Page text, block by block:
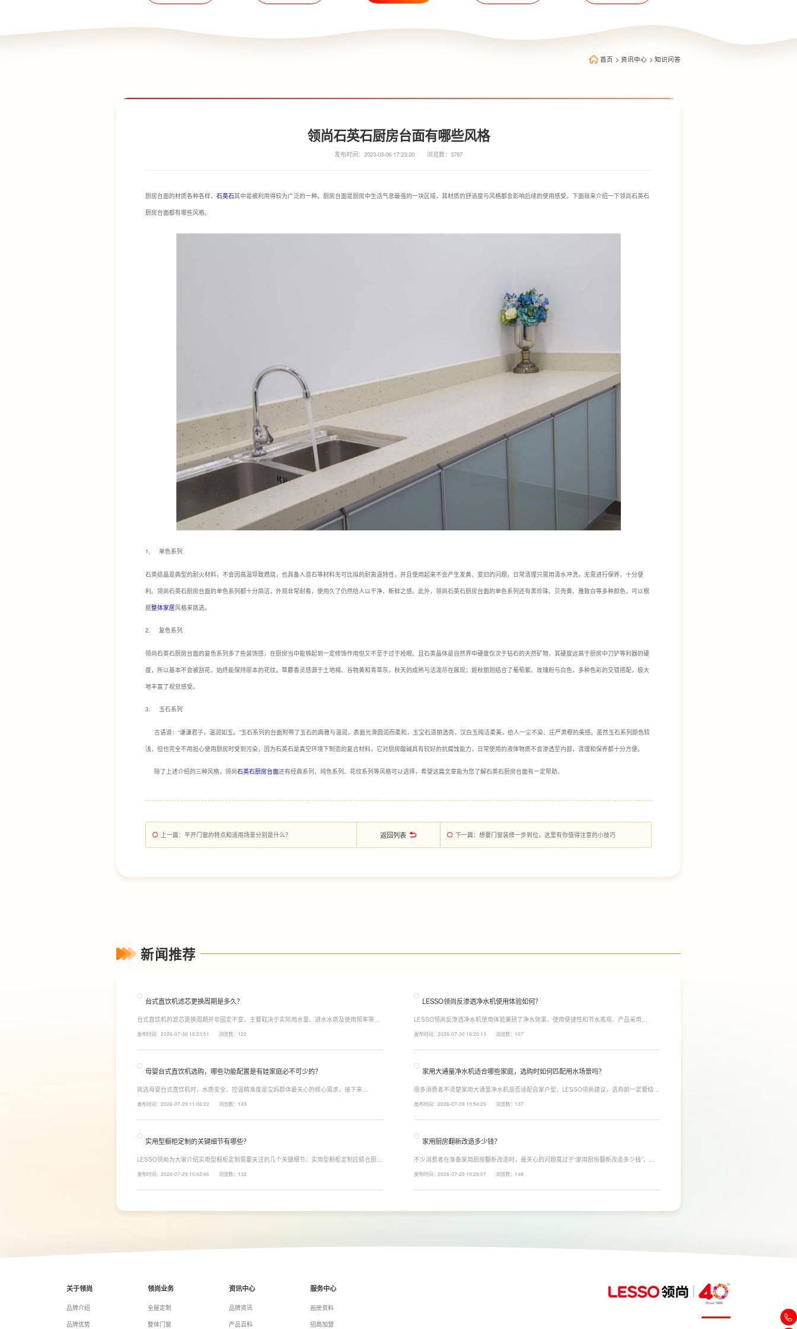
首页 > 资讯中心 > 知识问答
领尚石英石厨房台面有哪些风格
发布时间：2023-03-06 17:23:20 浏览数：3787
厨房台面的材质各种各样， 石英石其中是被利用得较为广泛的一种。厨房台面是厨房中生活气息最强的一块区域，其材质的舒适度与风格都会影响后续的使用感受。下面就来介绍一下领尚石英石
厨房台面都有哪些风格。
1. 单色系列
石英结晶是典型的耐火材料，不会因高温导致燃烧，也具备人造石等材料无可比拟的耐高温特性，并且使用起来不会产生发黄、变旧的问题，日常清理只需用清水冲洗，无需进行保养，十分便
利。领尚石英石厨房台面的单色系列都十分简洁，外观非常耐看，使用久了仍然给人以干净、新鲜之感。此外，领尚石英石厨房台面的单色系列还有黑珍珠、贝壳黄、雅致白等多种颜色，可以根
据整体家居风格来挑选。
2. 复色系列
领尚石英石厨房台面的复色系列多了些装饰感，在厨房当中能够起到一定修饰作用但又不至于过于抢眼。且石英晶体是自然界中硬度仅次于钻石的天然矿物，其硬度远高于厨房中刀铲等利器的硬
度，所以基本不会被刮花，始终能保持原本的花纹。草麝香灵感源于土地褐、谷物黄和青草灰，秋天的成熟与活泼尽在展现；姬秋丽则结合了葡萄紫、玫瑰粉与白色，多种色彩的交错搭配，极大
地丰富了视觉感受。
3. 玉石系列
古语道：“谦谦君子，温润如玉。”玉石系列的台面附带了玉石的典雅与温润，表面光滑圆润而柔和，玉宝石清丽透亮，汉白玉纯洁柔美，给人一尘不染、庄严肃穆的美感。虽然玉石系列颜色较
浅，但也完全不用担心使用厨房时受到污染，因为石英石是真空环境下制造的复合材料，它对厨房酸碱具有较好的抗腐蚀能力，日常使用的液体物质不会渗透至内部，清理和保养都十分方便。
除了上述介绍的三种风格，领尚石英石厨房台面还有经典系列、纯色系列、花纹系列等风格可以选择，希望这篇文章能为您了解石英石厨房台面有一定帮助。
上一篇：平开门窗的特点和适用场景分别是什么？ 返回列表 下一篇：想要门窗装修一步到位，这里有你值得注意的小技巧
新闻推荐
台式直饮机滤芯更换周期是多久？
台式直饮机的滤芯更换周期并非固定不变，主要取决于实际用水量、进水水质及使用频率等因
命相对较长，通常在2至3年左右，而后置活性炭滤芯则建议每年更换一次以保障出水口感。
发布时间：2026-07-30 16:23:51 浏览数：122
LESSO领尚反渗透净水机使用体验如何？
LESSO领尚反渗透净水机使用体验兼顾了净水效果、使用便捷性和节水表现。产品采用
水，不仅满足厨房多场景用水需求，还有助于延长滤芯使用寿命。
发布时间：2026-07-30 16:20:13 浏览数：107
母婴台式直饮机选购，哪些功能配置是有娃家庭必不可少的？
挑选母婴台式直饮机时，水质安全、控温精准度是宝妈群体最关心的核心需求，接下来
同，机型需搭载多档精准控温功能，45℃低温冲奶、85℃泡辅食、100℃沸水冲泡茶饮一键切
发布时间：2026-07-29 11:06:22 浏览数：143
家用大通量净水机适合哪些家庭，选购时如何匹配用水场景吗？
很多消费者不清楚家用大通量净水机是否适配自家户型，LESSO领尚建议，选购前一定要结合
上之家，或是经常泡茶、冲奶、清洗果蔬，需要持续大量净水的用户。小户型、单人居住、日
发布时间：2026-07-29 10:54:29 浏览数：137
实用型橱柜定制的关键细节有哪些？
LESSO领尚为大家介绍实用型橱柜定制需要关注的几个关键细节：实用型橱柜定制应结合厨房
柜、地柜、高柜等收纳空间，并配置抽屉分区、拉篮、转角收纳等功能设计，提高空间利用
发布时间：2026-07-29 10:42:46 浏览数：132
家用厨房翻新改造多少钱？
不少消费者在准备家用厨房翻新改造时，最关心的问题莫过于“家用厨房翻新改造多少钱”，接
围、空间面积、材料品质、功能配置以及是否更换橱柜、电器、水电等因素影响。
发布时间：2026-07-29 10:29:07 浏览数：148
关于领尚
品牌介绍
品牌优势
领尚业务
全屋定制
整体门窗
资讯中心
品牌资讯
产品百科
服务中心
画册资料
招商加盟